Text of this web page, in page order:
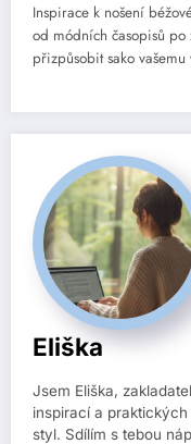
Inspirace k nošení
od módních časopisů po
přizpůsobit sako
Eliška
Jsem Eliška,
inspirací a
styl. Sdílím s tebou